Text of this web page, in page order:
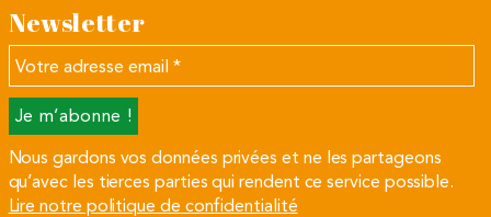
Newsletter
Votre
email
Nous gardons vos données privées et ne les partageons
qu’avec les tierces parties qui rendent ce service possible.
Lire notre politique de confidentialité